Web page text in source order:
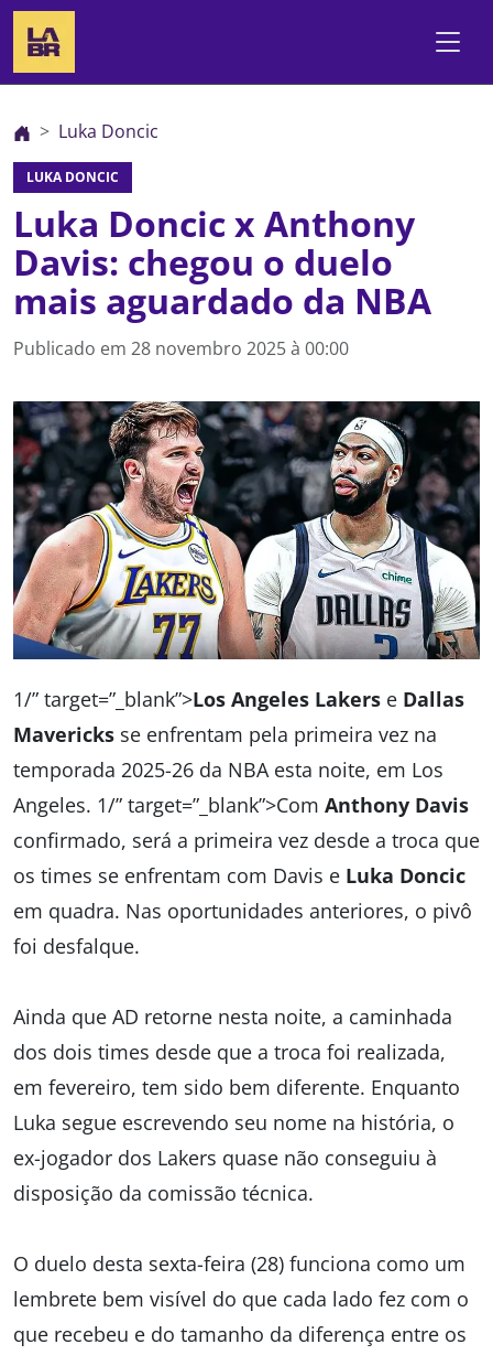
Luka Doncic
LUKA DONCIC
Luka Doncic x Anthony
Davis: chegou o duelo
mais aguardado da NBA
Publicado em 28 novembro 2025 à 00:00
1/” target=”_blank”>Los Angeles Lakers e Dallas
Mavericks se enfrentam pela primeira vez na
temporada 2025-26 da NBA esta noite, em Los
Angeles. 1/” target=”_blank”>Com Anthony Davis
confirmado, será a primeira vez desde a troca que
os times se enfrentam com Davis e Luka Doncic
em quadra. Nas oportunidades anteriores, o pivô
foi desfalque.
Ainda que AD retorne nesta noite, a caminhada
dos dois times desde que a troca foi realizada,
em fevereiro, tem sido bem diferente. Enquanto
Luka segue escrevendo seu nome na história, o
ex-jogador dos Lakers quase não conseguiu à
disposição da comissão técnica.
O duelo desta sexta-feira (28) funciona como um
lembrete bem visível do que cada lado fez com o
que recebeu e do tamanho da diferença entre os